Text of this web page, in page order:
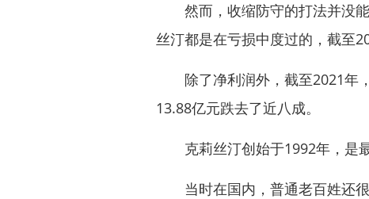
然而，收缩防守的打法并没能
丝汀都是在亏损中度过的，截至
除了净利润外，截至2021年
13.88亿元跌去了近八成。
克莉丝汀创始于1992年，是最
当时在国内，普通老百姓还很